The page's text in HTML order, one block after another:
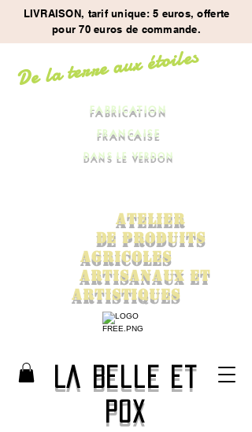
LIVRAISON, tarif unique: 5 euros, offerte
pour 70 euros de commande.
La Belle et
Pox
FABRICATION
FRANCAISE
DANS LE VERDON
ATElier
dePRODUITS
AGrICOles
ARTISANaux ET
ARTISTIQUES
De la terre aux étoiles